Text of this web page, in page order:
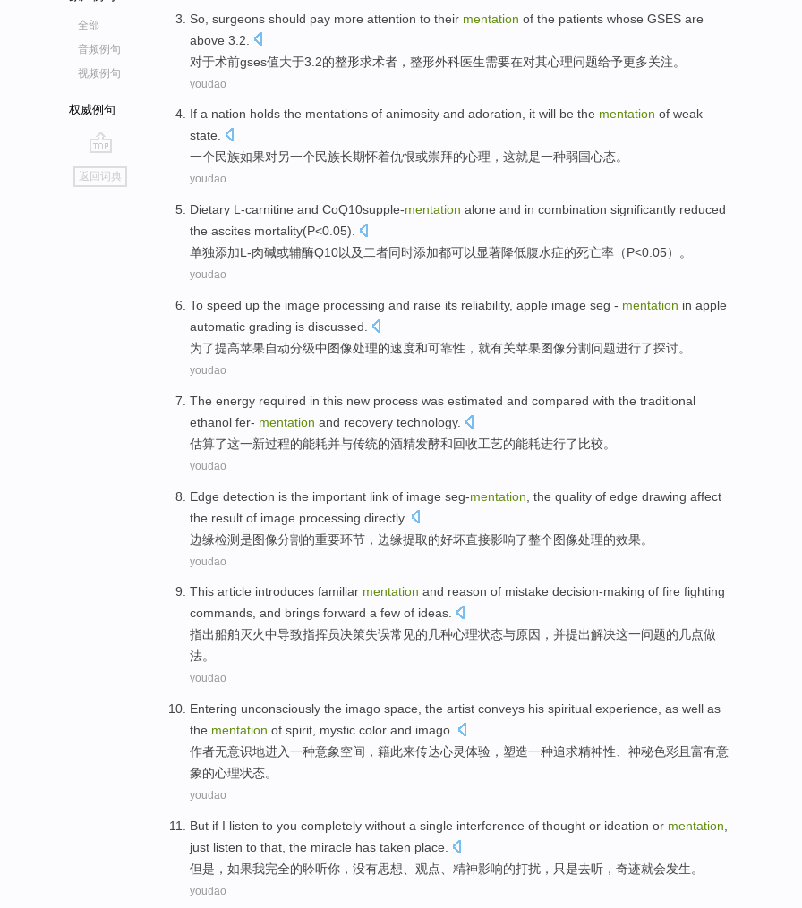
全部
音频例句
视频例句
权威例句
go
top
返回词典
So, surgeons should pay more attention to their mentation of the patients whose GSES are
above 3.2.
对于术前gses值大于3.2的整形求术者，整形外科医生需要在对其心理问题给予更多关注。
youdao
If a nation holds the mentations of animosity and adoration, it will be the mentation of weak
state.
一个民族如果对另一个民族长期怀着仇恨或崇拜的心理 ， 这就是一种弱国心态。
youdao
Dietary L-carnitine and CoQ10supple-mentation alone and in combination significantly reduced
the ascites mortality(P<0.05).
单独添加L -肉碱或辅酶Q10以及 二者同时添加都可以显著降低腹水症的死亡率 （P<0.05）。
youdao
To speed up the image processing and raise its reliability, apple image seg - mentation in apple
automatic grading is discussed
为了提高苹果自动分级中 图像处理的速度和可靠性 ，就有关苹果图像分割问题进行了探讨。
youdao
The energy required in this new process was estimated and compared with the traditional
ethanol fer- mentation and recovery technology.
估算了这一新过程的能耗并与传统的酒精发酵和回收工艺的能耗进行了比较。
youdao
Edge detection is the important link of image seg-mentation , the quality of edge drawing affect
the result of image processing directly.
边缘检测是图像分割的重要环节 ，边缘提取的好坏直接影响了整个图像处理的效果。
youdao
This article introduces familiar mentation and reason of mistake decision-making of fire fighting
commands, and brings forward a few of ideas.
指出船舶灭火中导致指挥员决策失误常见的几种心理状态与原因 ， 并提出解决这一问题的几点做
法。
youdao
Entering unconsciously the imago space , the artist conveys his spiritual experience , as well as
the mentation of spirit, mystic color and imago.
作者无意识地进入一种意象空间 ，籍此来传达心灵体验 ， 塑造一种追求精神性 神秘色彩 且富有意
象的心理状态。
youdao
But if I listen to you completely without a single interference of thought or ideation or mentation
just listen to that, the miracle has taken place
但是 ， 如果我完全的聆听你 ， 没有思想 、观点、精神影响的打扰， 只是去听 ， 奇迹就会发生。
youdao